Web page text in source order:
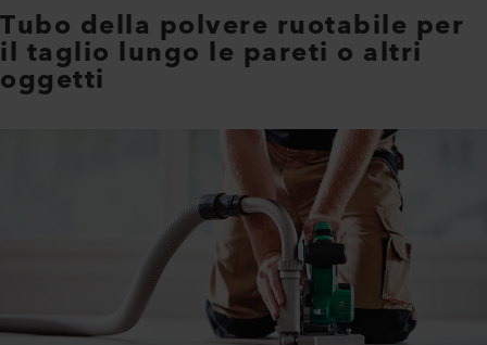
Tubo della polvere ruotabile per
il taglio lungo le pareti o altri
oggetti